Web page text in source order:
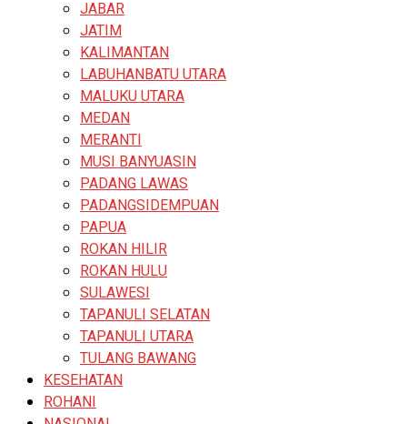
JABAR
JATIM
KALIMANTAN
LABUHANBATU UTARA
MALUKU UTARA
MEDAN
MERANTI
MUSI BANYUASIN
PADANG LAWAS
PADANGSIDEMPUAN
PAPUA
ROKAN HILIR
ROKAN HULU
SULAWESI
TAPANULI SELATAN
TAPANULI UTARA
TULANG BAWANG
KESEHATAN
ROHANI